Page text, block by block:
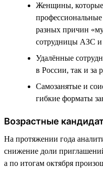
Женщины, которые
разных причин
сотрудницы АЗС и
Удалённые
в России, так и за
Самозанятые и
гибкие форматы
Возрастные
На протяжении года
снижение доли
а по итогам октября